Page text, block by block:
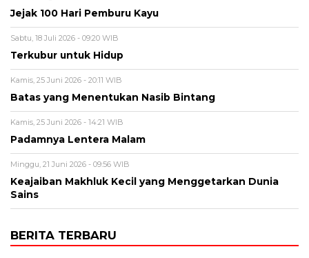
Jejak 100 Hari Pemburu Kayu
Sabtu, 18 Juli 2026 - 09:20 WIB
Terkubur untuk Hidup
Kamis, 25 Juni 2026 - 20:11 WIB
Batas yang Menentukan Nasib Bintang
Kamis, 25 Juni 2026 - 14:21 WIB
Padamnya Lentera Malam
Minggu, 21 Juni 2026 - 09:56 WIB
Keajaiban Makhluk Kecil yang Menggetarkan Dunia
Sains
BERITA TERBARU